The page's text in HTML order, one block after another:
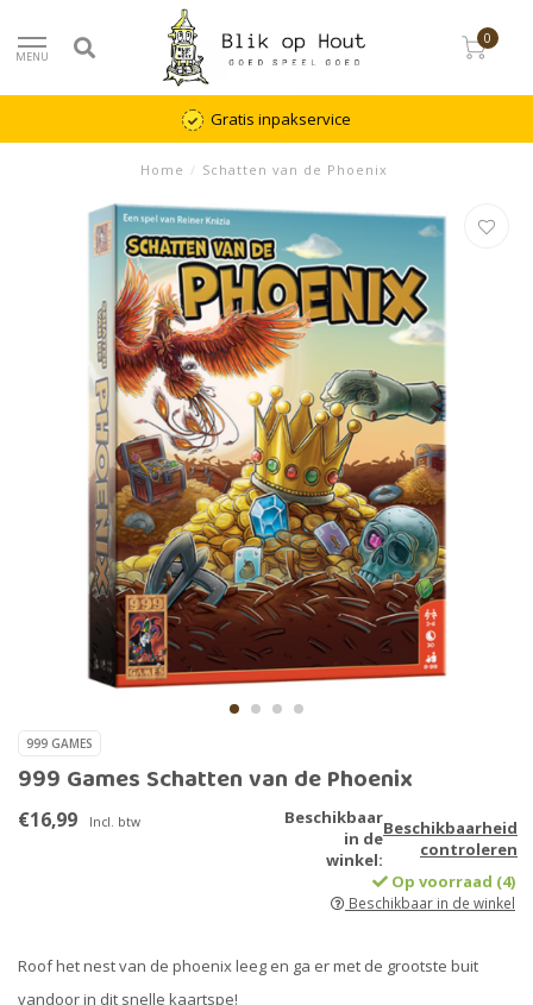
MENU
0
Gratis inpakservice
Home / Schatten van de Phoenix
999 GAMES
999 Games Schatten van de Phoenix
€16,99 Incl. btw
Beschikbaar
in de
winkel:
Beschikbaarheid
controleren
Op voorraad (4)
Beschikbaar in de winkel
Roof het nest van de phoenix leeg en ga er met de grootste buit
vandoor in dit snelle kaartspe!